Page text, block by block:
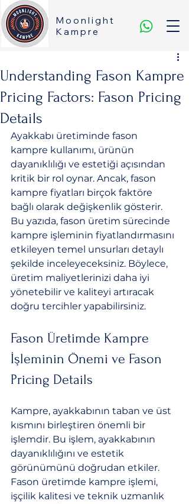
Moonlight
Kampre
Understanding Fason Kampre
Pricing Factors: Fason Pricing
Details
Ayakkabı üretiminde fason
kampre kullanımı, ürünün
dayanıklılığı ve estetiği açısından
kritik bir rol oynar. Ancak, fason
kampre fiyatları birçok faktöre
bağlı olarak değişkenlik gösterir.
Bu yazıda, fason üretim sürecinde
kampre işleminin fiyatlandırmasını
etkileyen temel unsurları detaylı
şekilde inceleyeceksiniz. Böylece,
üretim maliyetlerinizi daha iyi
yönetebilir ve kaliteyi artıracak
doğru tercihler yapabilirsiniz.
Fason Üretimde Kampre
İşleminin Önemi ve Fason
Pricing Details
Kampre, ayakkabının taban ve üst
kısmını birleştiren önemli bir
işlemdir. Bu işlem, ayakkabının
dayanıklılığını ve estetik
görünümünü doğrudan etkiler.
Fason üretimde kampre işlemi,
işçilik kalitesi ve teknik uzmanlık